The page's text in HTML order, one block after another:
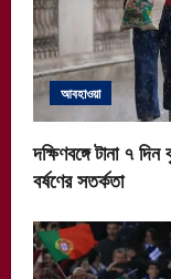
আবহাওয়া
দক্ষিণবঙ্গে টানা ৭
বর্ষণের সতর্কতা